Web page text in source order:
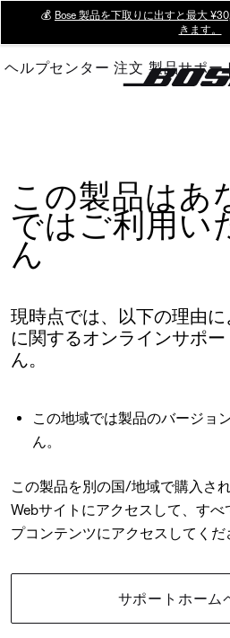
Main
💰 Bose 製品を下取りに出すと最大
きます。
ヘルプセンター 注文 製品サポー
この製品はあ
ではご利用い
ん
現時点では、以下の理由
に関するオンラインサポ
ん。
この地域では製品のバージョ
ん。
この製品を別の国/地域で購入さ
Webサイトにアクセスして、す
プコンテンツにアクセスしてくだ
サポートホーム